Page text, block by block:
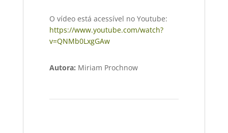
O vídeo está acessível no Youtube:
https://www.youtube.com/watch?
v=QNMb0LxgGAw
Autora: Miriam Prochnow